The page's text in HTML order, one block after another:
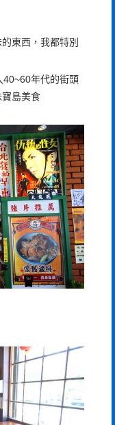
東西，我都特別